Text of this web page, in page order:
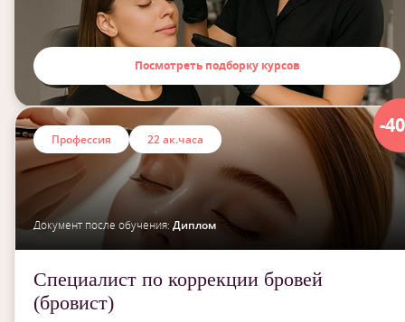
Посмотреть подборку курсов
-
Профессия 22 ак.часа
Документ после обучения: Диплом
Специалист по коррекции бровей
(бровист)